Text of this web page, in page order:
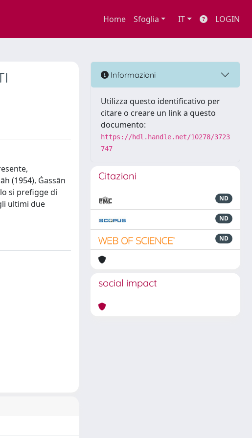
Home Sfoglia IT LOGIN
(1954), Ġassān
si prefigge di
ultimi due
Informazioni
Utilizza questo identificativo per
citare o creare un link a questo
documento:
https://hdl.handle.net/10278/3723
747
Citazioni
ND
ND
ND
social impact